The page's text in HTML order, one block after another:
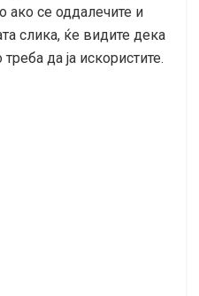
ако се оддалечите и
слика, ќе видите дека
да ја искористите.